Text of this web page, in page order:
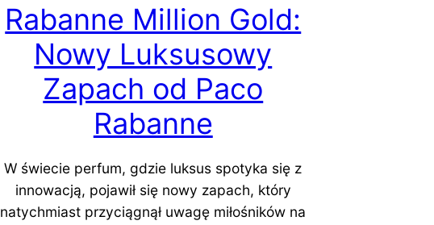
Rabanne Million Gold:
Nowy Luksusowy
Zapach od Paco
Rabanne
W świecie perfum, gdzie luksus spotyka się z
innowacją, pojawił się nowy zapach, który
natychmiast przyciągnął uwagę miłośników na